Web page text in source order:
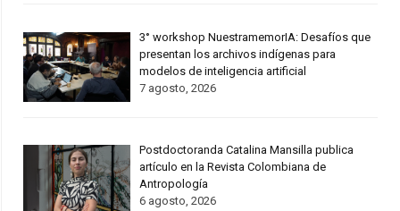
3° workshop NuestramemorIA: Desafíos que
presentan los archivos indígenas para
modelos de inteligencia artificial
7 agosto, 2026
Postdoctoranda Catalina Mansilla publica
artículo en la Revista Colombiana de
Antropología
6 agosto, 2026